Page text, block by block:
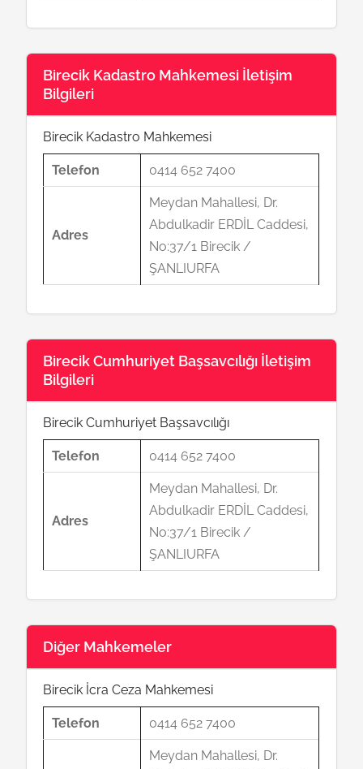
Birecik Kadastro Mahkemesi İletişim
Bilgileri
Birecik Kadastro Mahkemesi
Telefon 0414 652 7400
Adres
Meydan Mahallesi, Dr.
Abdulkadir ERDİL Caddesi,
No:37/1 Birecik /
ŞANLIURFA
Birecik Cumhuriyet Başsavcılığı İletişim
Bilgileri
Birecik Cumhuriyet Başsavcılığı
Telefon 0414 652 7400
Adres
Meydan Mahallesi, Dr.
Abdulkadir ERDİL Caddesi,
No:37/1 Birecik /
ŞANLIURFA
Diğer Mahkemeler
Birecik İcra Ceza Mahkemesi
Telefon 0414 652 7400
Meydan Mahallesi, Dr.